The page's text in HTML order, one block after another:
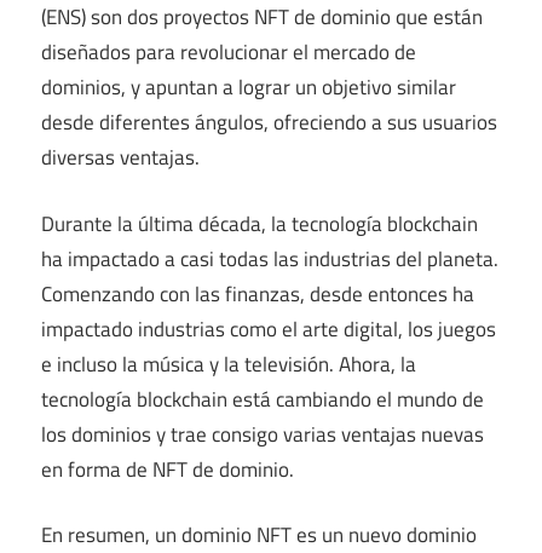
(ENS) son dos proyectos NFT de dominio que están
diseñados para revolucionar el mercado de
dominios, y apuntan a lograr un objetivo similar
desde diferentes ángulos, ofreciendo a sus usuarios
diversas ventajas.
Durante la última década, la tecnología blockchain
ha impactado a casi todas las industrias del planeta.
Comenzando con las finanzas, desde entonces ha
impactado industrias como el arte digital, los juegos
e incluso la música y la televisión. Ahora, la
tecnología blockchain está cambiando el mundo de
los dominios y trae consigo varias ventajas nuevas
en forma de NFT de dominio.
En resumen, un dominio NFT es un nuevo dominio